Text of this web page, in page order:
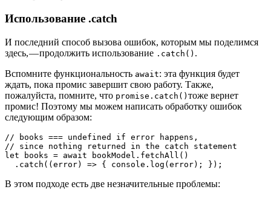
Использование .catch
И последний способ вызова ошибок, которым мы поделимся
здесь, — продолжить использование .catch() .
Вспомните функциональность await: эта функция будет
ждать, пока промис завершит свою работу. Также,
пожалуйста, помните, что promise.catch() тоже вернет
промис! Поэтому мы можем написать обработку ошибок
следующим образом:
// books === undefined if error happens,
// since nothing returned in the catch statement
let books = await bookModel.fetchAll()
  .catch((error) => { console.log(error); });
В этом подходе есть две незначительные проблемы: